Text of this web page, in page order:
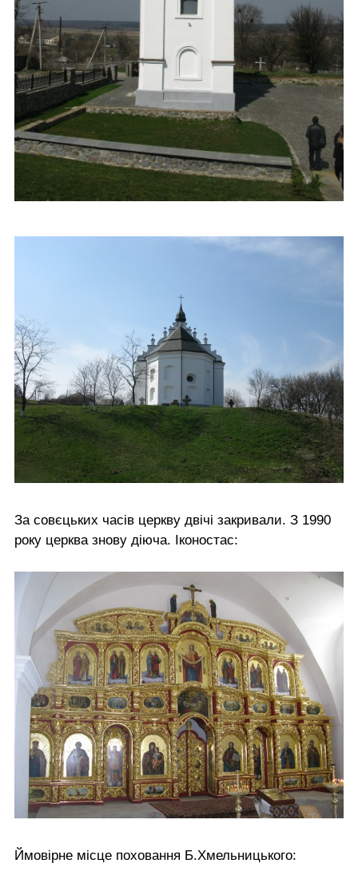
За совєцьких часів церкву двічі закривали. З 1990
року церква знову діюча. Іконостас:
Ймовірне місце поховання Б.Хмельницького: